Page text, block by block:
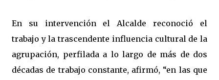
En su intervención el Alcalde reconoció el
trabajo y la trascendente influencia cultural de la
agrupación, perfilada a lo largo de más de dos
décadas de trabajo constante, afirmó, “en las que